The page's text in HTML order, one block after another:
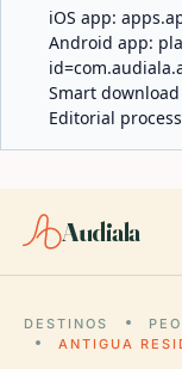
iOS app:
Android app:
Smart
Editorial
Audiala
DESTINOS
ANTIGUA